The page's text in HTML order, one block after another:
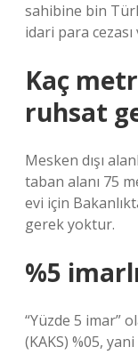
sahibine bin
idari para
Kaç
ruhsat
Mesken dışı
taban alanı 75
evi için
gerek yoktur.
%5
“Yüzde 5 imar”
(KAKS) %05,